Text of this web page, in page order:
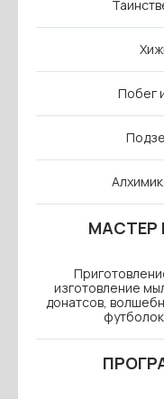
Побег
МАСТЕР
изготовление
донатсов,